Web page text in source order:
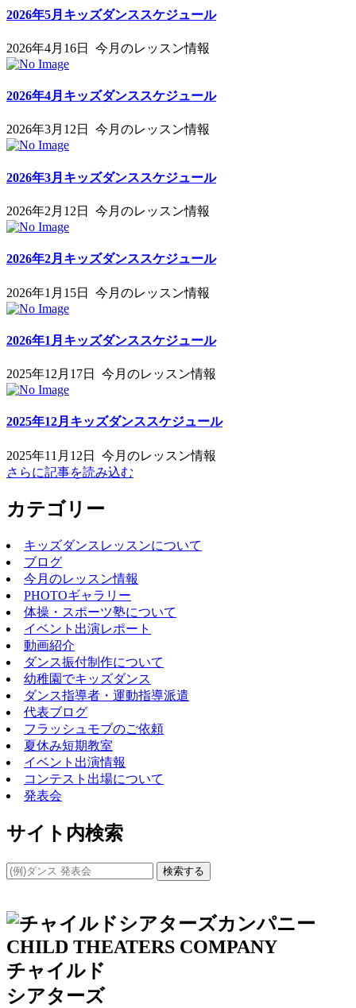
2026年5月キッズダンススケジュール
2026年4月16日 今月のレッスン情報
2026年4月キッズダンススケジュール
2026年3月12日 今月のレッスン情報
2026年3月キッズダンススケジュール
2026年2月12日 今月のレッスン情報
2026年2月キッズダンススケジュール
2026年1月15日 今月のレッスン情報
2026年1月キッズダンススケジュール
2025年12月17日 今月のレッスン情報
2025年12月キッズダンススケジュール
2025年11月12日 今月のレッスン情報
さらに記事を読み込む
カテゴリー
キッズダンスレッスンについて
ブログ
今月のレッスン情報
PHOTOギャラリー
体操・スポーツ塾について
イベント出演レポート
動画紹介
ダンス振付制作について
幼稚園でキッズダンス
ダンス指導者・運動指導派遣
代表ブログ
フラッシュモブのご依頼
夏休み短期教室
イベント出演情報
コンテスト出場について
発表会
サイト内検索
検索する
チャイルド
シアターズ